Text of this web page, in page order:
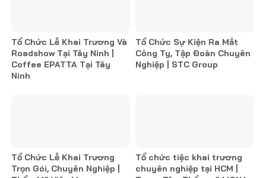
Tổ Chức Lễ Khai Trương Và
Roadshow Tại Tây Ninh |
Coffee EPATTA Tại Tây
Ninh
Tổ Chức Sự Kiện Ra Mắt
Công Ty, Tập Đoàn Chuyên
Nghiệp | STC Group
Tổ Chức Lễ Khai Trương
Trọn Gói, Chuyên Nghiệp |
Tổ chức tiệc khai trương
chuyên nghiệp tại HCM |